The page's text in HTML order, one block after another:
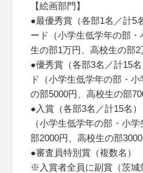
【絵画部門】
●最優秀賞（各部1名／計
ード（小学生低学年の部
生の部1万円、高校生の部2
●優秀賞（各部3名／計15
ド（小学生低学年の部・
の部5000円、高校生の部
●入賞（各部3名／計15名
（小学生低学年の部・小
部2000円、高校生の部
●審査員特別賞（複数名
※入賞者全員に副賞（茨城